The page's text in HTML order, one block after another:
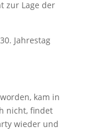
zur Lage der
Jahrestag
kam in
nicht, findet
wieder und